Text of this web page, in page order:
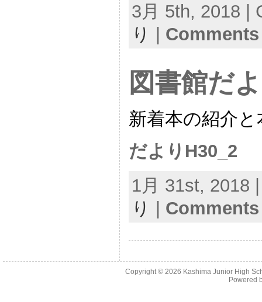
3月 5th, 2018 |
り |
図書館だ
新着本の紹介
だよりH30_2
1月 31st, 2018
り
Copyright © 2026 Kashima Junior High
Powered